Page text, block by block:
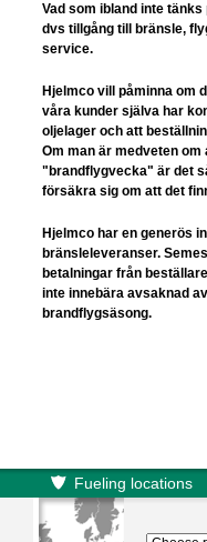
Vad som ibland inte
dvs tillgång till bränsle,
service.
Hjelmco vill påminna om
våra kunder själva har
oljelager och att
Om man är medveten
"brandflygvecka" är det
försäkra sig om att det
Hjelmco har en generös
bränsleleveranser.
betalningar från
inte innebära avsaknad
brandflygsäsong.
Fueling locations